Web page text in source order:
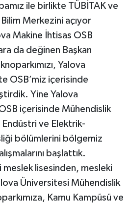
ile birlikte TÜBİTAK ve
Merkezini açıyor
Makine İhtisas OSB
da değinen Başkan
Yalova
OSB’miz içerisinde
Yine Yalova
içerisinde Mühendislik
Endüstri ve Elektrik-
bölümlerini bölgemiz
başlattık.
meslek lisesinden, mesleki
Üniversitesi Mühendislik
Kamu Kampüsü ve